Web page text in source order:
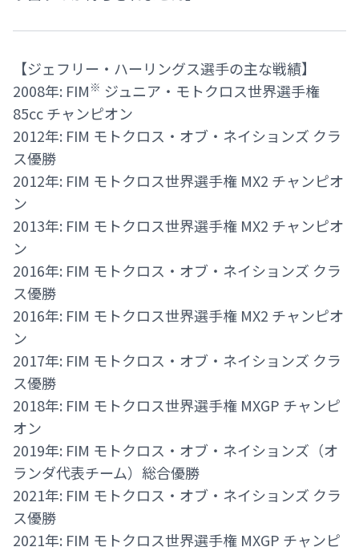
【ジェフリー・ハーリングス選手の主な戦績】
2008年: FIM ※ ジュニア・モトクロス世界選手権
85cc チャンピオン
2012年: FIM モトクロス・オブ・ネイションズ クラ
ス優勝
2012年: FIM モトクロス世界選手権 MX2 チャンピオ
ン
2013年: FIM モトクロス世界選手権 MX2 チャンピオ
ン
2016年: FIM モトクロス・オブ・ネイションズ クラ
ス優勝
2016年: FIM モトクロス世界選手権 MX2 チャンピオ
ン
2017年: FIM モトクロス・オブ・ネイションズ クラ
ス優勝
2018年: FIM モトクロス世界選手権 MXGP チャンピ
オン
2019年: FIM モトクロス・オブ・ネイションズ（オ
ランダ代表チーム）総合優勝
2021年: FIM モトクロス・オブ・ネイションズ クラ
ス優勝
2021年: FIM モトクロス世界選手権 MXGP チャンピ